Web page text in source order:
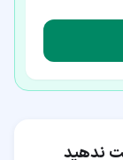
ندهید